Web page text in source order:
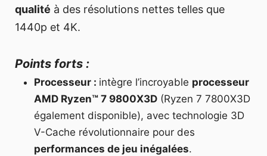
qualité à des résolutions nettes telles que
1440p et 4K.
Points forts :
Processeur : intègre l’incroyable processeur
AMD Ryzen™ 7 9800X3D (Ryzen 7 7800X3D
également disponible), avec technologie 3D
V-Cache révolutionnaire pour des
performances de jeu inégalées.